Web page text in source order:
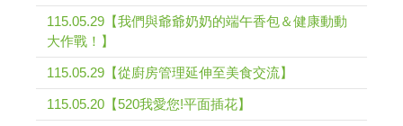
115.05.29【我們與爺爺奶奶的端午香包＆健康動動
大作戰！】
115.05.29【從廚房管理延伸至美食交流】
115.05.20【520我愛您!平面插花】